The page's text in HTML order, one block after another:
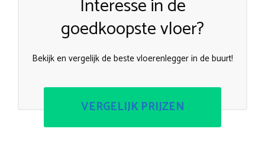
Interesse in de
goedkoopste vloer?
Bekijk en vergelijk de beste vloerenlegger in de buurt!
VERGELIJK PRIJZEN